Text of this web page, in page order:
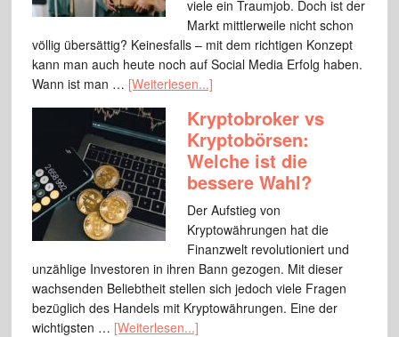
viele ein Traumjob. Doch ist der
Markt mittlerweile nicht schon
völlig übersättig? Keinesfalls – mit dem richtigen Konzept
kann man auch heute noch auf Social Media Erfolg haben.
Wann ist man … [Weiterlesen...]
Kryptobroker vs
Kryptobörsen:
Welche ist die
bessere Wahl?
Der Aufstieg von
Kryptowährungen hat die
Finanzwelt revolutioniert und
unzählige Investoren in ihren Bann gezogen. Mit dieser
wachsenden Beliebtheit stellen sich jedoch viele Fragen
bezüglich des Handels mit Kryptowährungen. Eine der
wichtigsten … [Weiterlesen...]